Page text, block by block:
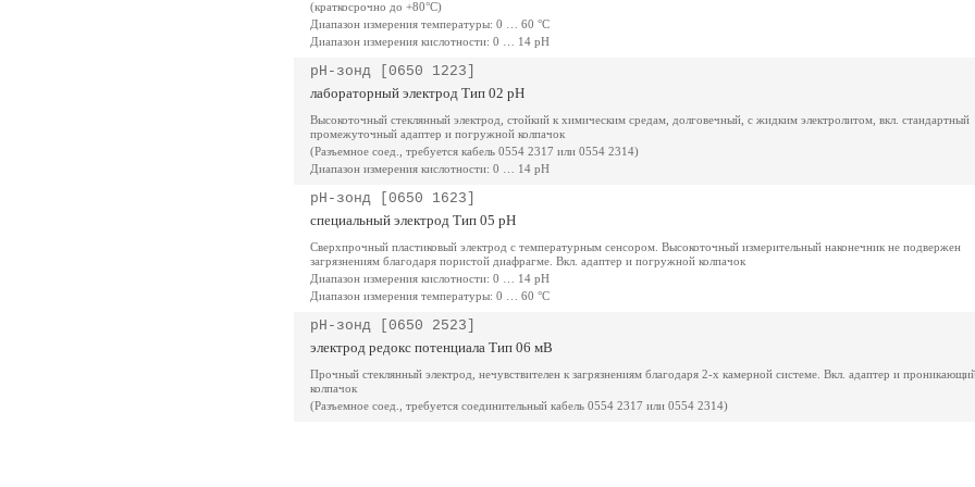
(краткосрочно до +80°C)
Диапазон измерения температуры: 0 … 60 °C
Диапазон измерения кислотности: 0 … 14 pH
pH-зонд [0650 1223]
лабораторный электрод Тип 02 pH
Высокоточный стеклянный электрод, стойкий к химическим средам, долговечный, с жидким электролитом, вкл. стандартный
промежуточный адаптер и погружной колпачок
(Разъемное соед., требуется кабель 0554 2317 или 0554 2314)
Диапазон измерения кислотности: 0 … 14 pH
pH-зонд [0650 1623]
специальный электрод Тип 05 pH
Сверхпрочный пластиковый электрод с температурным сенсором. Высокоточный измерительный наконечник не подвержен
загрязнениям благодаря пористой диафрагме. Вкл. адаптер и погружной колпачок
Диапазон измерения кислотности: 0 … 14 pH
Диапазон измерения температуры: 0 … 60 °C
pH-зонд [0650 2523]
электрод редокс потенциала Тип 06 мВ
Прочный стеклянный электрод, нечувствителен к загрязнениям благодаря 2-х камерной системе. Вкл. адаптер и
колпачок
(Разъемное соед., требуется соединительный кабель 0554 2317 или 0554 2314)